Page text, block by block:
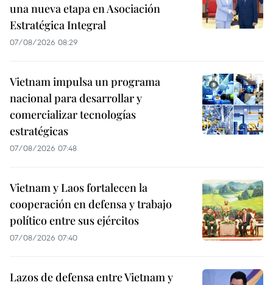
una nueva etapa en Asociación
Estratégica Integral
07/08/2026 08:29
Vietnam impulsa un programa
nacional para desarrollar y
comercializar tecnologías
estratégicas
07/08/2026 07:48
Vietnam y Laos fortalecen la
cooperación en defensa y trabajo
político entre sus ejércitos
07/08/2026 07:40
Lazos de defensa entre Vietnam y